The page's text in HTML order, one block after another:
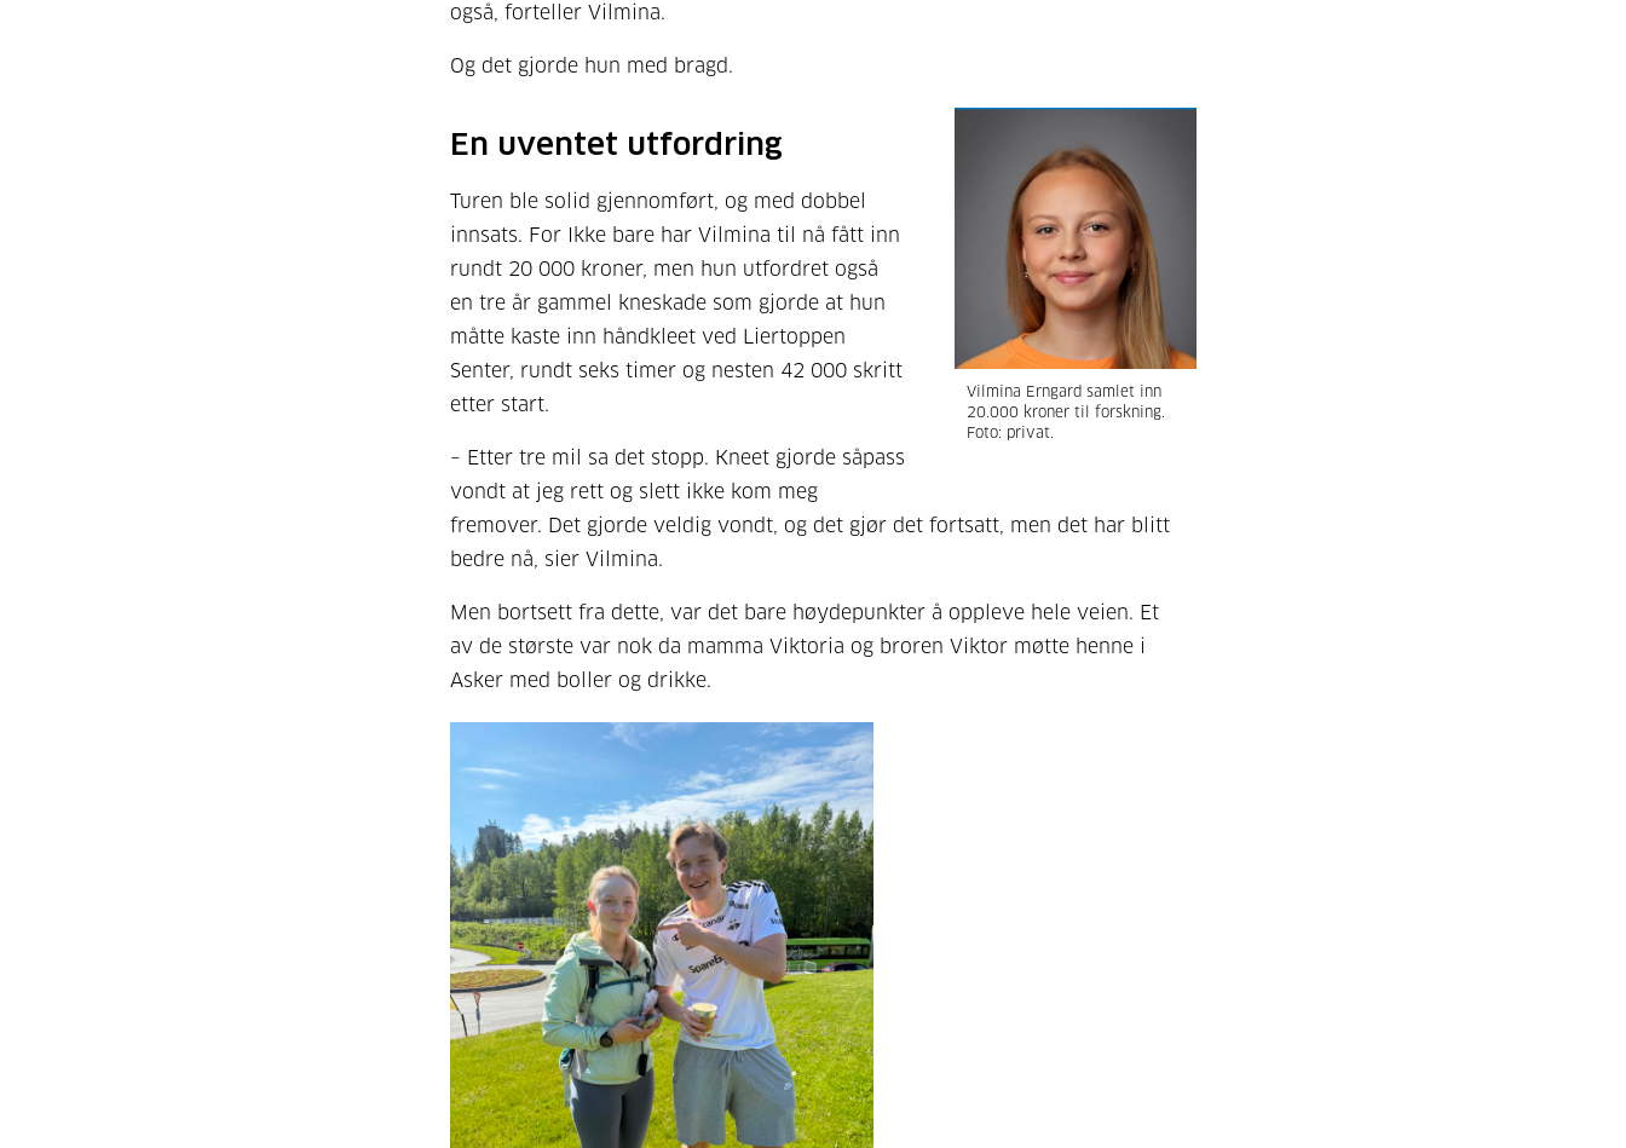
også, forteller Vilmina.
Og det gjorde hun med bragd.
Vilmina Erngard samlet inn
20.000 kroner til forskning.
Foto: privat.
En uventet utfordring
Turen ble solid gjennomført, og med dobbel
innsats. For Ikke bare har Vilmina til nå fått inn
rundt 20 000 kroner, men hun utfordret også
en tre år gammel kneskade som gjorde at hun
måtte kaste inn håndkleet ved Liertoppen
Senter, rundt seks timer og nesten 42 000 skritt
etter start.
– Etter tre mil sa det stopp. Kneet gjorde såpass
vondt at jeg rett og slett ikke kom meg
fremover. Det gjorde veldig vondt, og det gjør det fortsatt, men det har blitt
bedre nå, sier Vilmina.
Men bortsett fra dette, var det bare høydepunkter å oppleve hele veien. Et
av de største var nok da mamma Viktoria og broren Viktor møtte henne i
Asker med boller og drikke.